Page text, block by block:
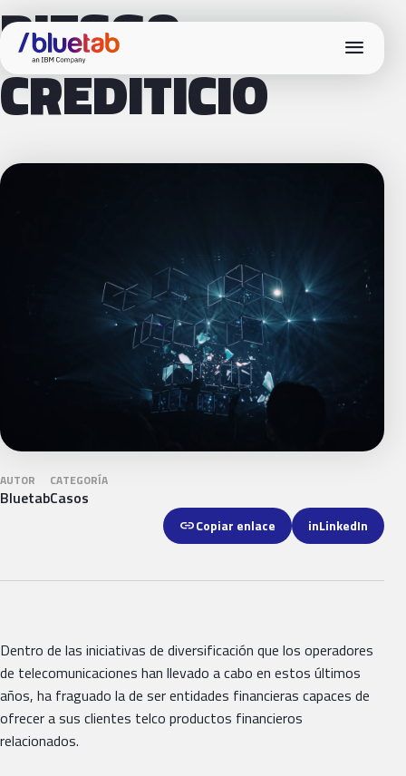
menu
RIESGO
CREDITICIO
AUTOR
Bluetab
CATEGORÍA
Casos
linkCopiar enlace inLinkedIn
Dentro de las iniciativas de diversificación que los operadores
de telecomunicaciones han llevado a cabo en estos últimos
años, ha fraguado la de ser entidades financieras capaces de
ofrecer a sus clientes telco productos financieros
relacionados.